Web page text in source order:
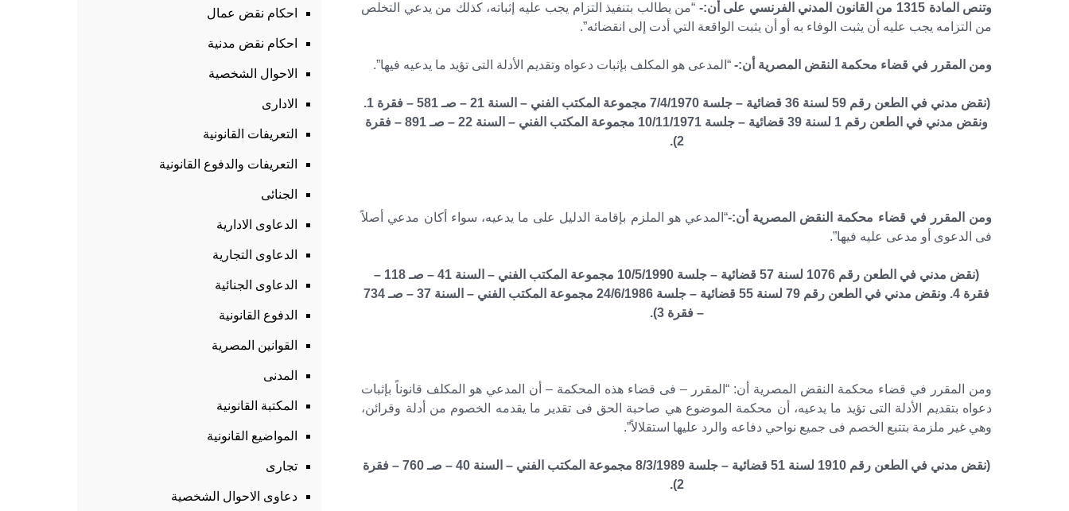
وتنص المادة 1315 من القانون المدني الفرنسي على أن:-
“من يطالب بتنفيذ التزام يجب عليه إثباته، كذلك من يدعي التخلص
من التزامه يجب عليه أن يثبت الوفاء به أو أن يثبت الواقعة التي أدت إلى انقضائه”.
ومن المقرر في قضاء محكمة النقض المصرية أن:- “المدعى هو المكلف بإثبات دعواه وتقديم الأدلة التى تؤيد ما يدعيه فيها”.
(نقض مدني في الطعن رقم 59 لسنة 36 قضائية – جلسة 7/4/1970 مجموعة المكتب الفني – السنة 21 – صـ 581 – فقرة 1.
ونقض مدني في الطعن رقم 1 لسنة 39 قضائية – جلسة 10/11/1971 مجموعة المكتب الفني – السنة 22 – صـ 891 – فقرة
2).
ومن المقرر في قضاء محكمة النقض المصرية أن:-“المدعي هو الملزم بإقامة الدليل على ما يدعيه، سواء أكان مدعي أصلاً
فى الدعوى أو مدعى عليه فيها”.
(نقض مدني في الطعن رقم 1076 لسنة 57 قضائية – جلسة 10/5/1990 مجموعة المكتب الفني – السنة 41 – صـ 118 –
فقرة 4. ونقض مدني في الطعن رقم 79 لسنة 55 قضائية – جلسة 24/6/1986 مجموعة المكتب الفني – السنة 37 – صـ 734
– فقرة 3).
ومن المقرر في قضاء محكمة النقض المصرية أن: “المقرر – فى قضاء هذه المحكمة – أن المدعي هو المكلف قانوناً بإثبات
دعواه بتقديم الأدلة التى تؤيد ما يدعيه، أن محكمة الموضوع هي صاحبة الحق فى تقدير ما يقدمه الخصوم من أدلة وقرائن،
وهي غير ملزمة بتتبع الخصم فى جميع نواحي دفاعه والرد عليها استقلالاً”.
(نقض مدني في الطعن رقم 1910 لسنة 51 قضائية – جلسة 8/3/1989 مجموعة المكتب الفني – السنة 40 – صـ 760 – فقرة
2).
احكام نقض عمال
احكام نقض مدنية
الاحوال الشخصية
الادارى
التعريفات القانونية
التعريفات والدفوع القانونية
الجنائى
الدعاوى الادارية
الدعاوى التجارية
الدعاوى الجنائية
الدفوع القانونية
القوانين المصرية
المدنى
المكتبة القانونية
المواضيع القانونية
تجارى
دعاوى الاحوال الشخصية